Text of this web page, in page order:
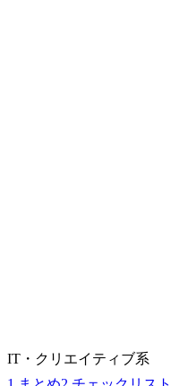
IT・クリエイティブ系